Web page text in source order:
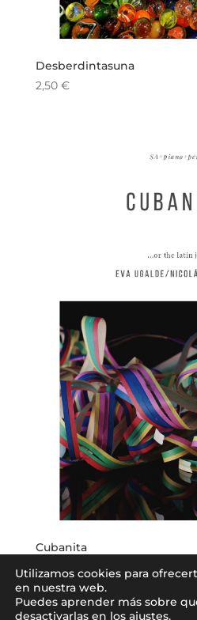
Desberdintasuna
2,50 €
Cubanita
0,00
Utilizamos cookies para
en nuestra web.
Puedes aprender más sobre
desactivarlas en los ajustes.